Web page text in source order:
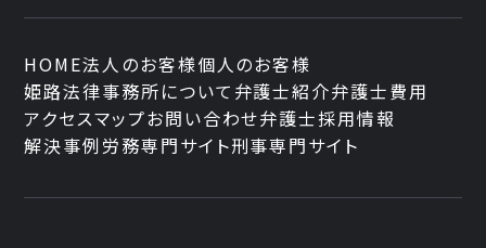
HOME法人のお客様個人のお客様
姫路法律事務所について 弁護士紹介弁護士費用
アクセスマップお問い合わせ弁護士採用情報
解決事例労務専門サイト刑事専門サイト